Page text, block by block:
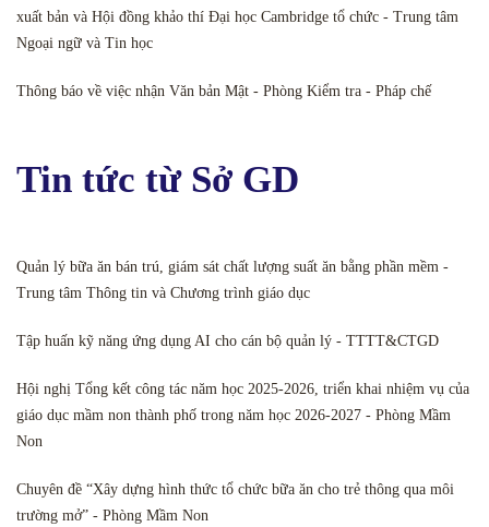
xuất bản và Hội đồng khảo thí Đại học Cambridge tổ chức - Trung tâm
Ngoại ngữ và Tin học
Thông báo về việc nhận Văn bản Mật - Phòng Kiểm tra - Pháp chế
Tin tức từ Sở GD
Quản lý bữa ăn bán trú, giám sát chất lượng suất ăn bằng phần mềm -
Trung tâm Thông tin và Chương trình giáo dục
Tập huấn kỹ năng ứng dụng AI cho cán bộ quản lý - TTTT&CTGD
Hội nghị Tổng kết công tác năm học 2025-2026, triển khai nhiệm vụ của
giáo dục mầm non thành phố trong năm học 2026-2027 - Phòng Mầm
Non
Chuyên đề “Xây dựng hình thức tổ chức bữa ăn cho trẻ thông qua môi
trường mở” - Phòng Mầm Non